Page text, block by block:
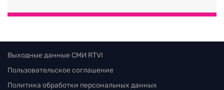
Выходные данные СМИ RTVI
Пользовательское соглашение
Политика обработки персональных данных